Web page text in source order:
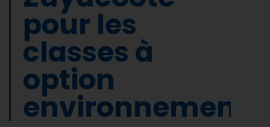
pour les
classes à
option
environnement